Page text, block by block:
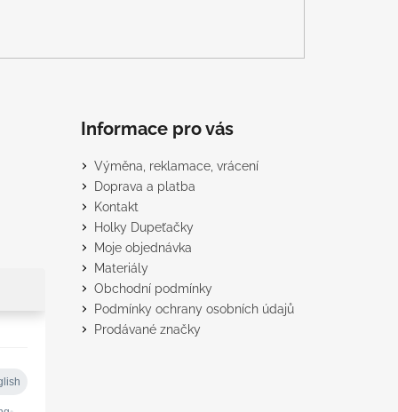
Informace pro vás
Výměna, reklamace, vrácení
Doprava a platba
Kontakt
Holky Dupeťačky
Moje objednávka
Materiály
Obchodní podmínky
Podmínky ochrany osobních údajů
Prodávané značky